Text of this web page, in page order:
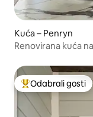
Kuća – Penryn
Renovirana kuća
Među najviše
Odabrali gosti